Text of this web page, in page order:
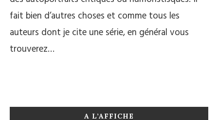
fait bien d’autres choses et comme tous les
auteurs dont je cite une série, en général vous
trouverez…
A L’AFFICHE